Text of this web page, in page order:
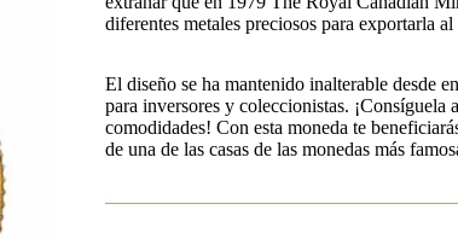
diferentes metales preciosos para exportarla
El diseño se ha mantenido inalterable desde
para inversores y coleccionistas. ¡Consíguela
comodidades! Con esta moneda te
de una de las casas de las monedas más